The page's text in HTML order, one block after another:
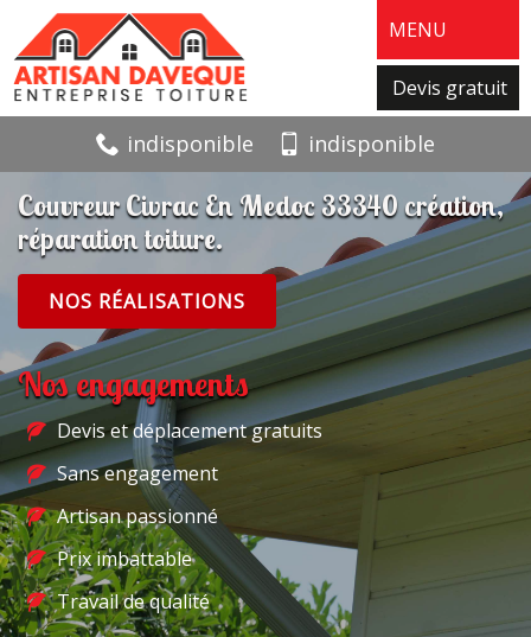
MENU
Devis gratuit
indisponible indisponible
Couvreur Civrac En Medoc 33340 création,
réparation toiture.
NOS RÉALISATIONS
Nos engagements
Devis et déplacement gratuits
Sans engagement
Artisan passionné
Prix imbattable
Travail de qualité